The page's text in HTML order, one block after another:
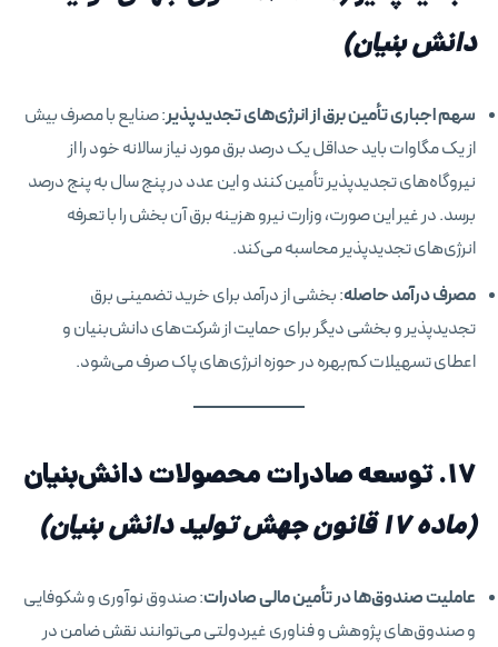
دانش بنیان)
سهم اجباری تأمین برق از انرژی‌های تجدیدپذیر: صنایع با مصرف بیش
از یک مگاوات باید حداقل یک درصد برق مورد نیاز سالانه خود را از
نیروگاه‌های تجدیدپذیر تأمین کنند و این عدد در پنج سال به پنج درصد
برسد. در غیر این صورت، وزارت نیرو هزینه برق آن بخش را با تعرفه
انرژی‌های تجدیدپذیر محاسبه می‌کند.
مصرف درآمد حاصله: بخشی از درآمد برای خرید تضمینی برق
تجدیدپذیر و بخشی دیگر برای حمایت از شرکت‌های دانش‌بنیان و
اعطای تسهیلات کم‌بهره در حوزه انرژی‌های پاک صرف می‌شود.
۱۷. توسعه صادرات محصولات دانش‌بنیان
(ماده ۱۷
قانون جهش تولید دانش بنیان)
عاملیت صندوق‌ها در تأمین مالی صادرات: صندوق نوآوری و شکوفایی
و صندوق‌های پژوهش و فناوری غیردولتی می‌توانند نقش ضامن در